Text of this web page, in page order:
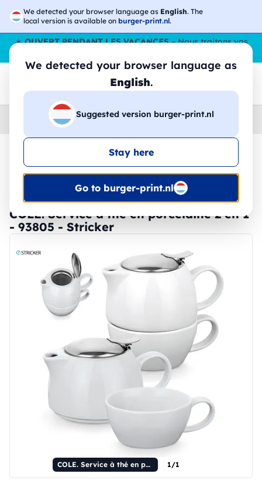
We detected your browser language as English. The
local version is available on burger-print.nl.
We detected your browser language as
English.
Suggested version burger-print.nl
Stay here
Go to burger-print.nl
☀️OUVERT PENDANT LES VACANCES– Nous traitons vos
Accessoires › tasses-et-verres-personnalises
🔥 Impression DTF à -30 %
COLE. Service à thé en porcelaine 2 en 1
- 93805 - Stricker
COLE. Service à thé en porcelaine 2 en 1 1/1